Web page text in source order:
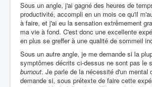
Sous un angle, j'ai gagné des heures de
productivité, accompli en un mois ce qu'il
à faire, et j'ai eu la sensation extrêmement
ma vie à fond. C'est donc une excellente
en plus se greffer à une qualité de sommeil
Sous un autre angle, je me demande si la
symptômes décrits ci-dessus ne sont pas le
burnout. Je parle de la nécessité d'un mental
demande si, sous prétexte de faire cette